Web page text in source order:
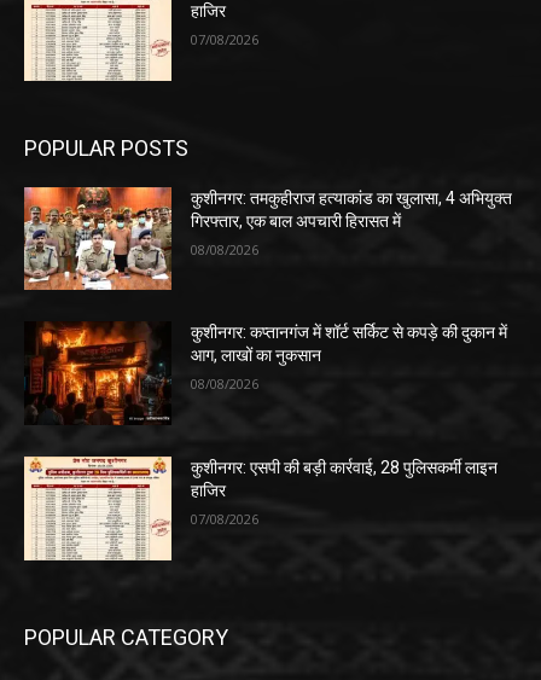
हाजिर
07/08/2026
POPULAR POSTS
कुशीनगर: तमकुहीराज हत्याकांड का खुलासा, 4 अभियुक्त
गिरफ्तार, एक बाल अपचारी हिरासत में
08/08/2026
कुशीनगर: कप्तानगंज में शॉर्ट सर्किट से कपड़े की दुकान में
आग, लाखों का नुकसान
08/08/2026
कुशीनगर: एसपी की बड़ी कार्रवाई, 28 पुलिसकर्मी लाइन
हाजिर
07/08/2026
POPULAR CATEGORY